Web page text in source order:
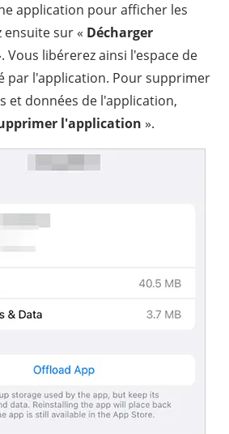
application pour afficher les
ensuite sur « Décharger
Vous libérerez ainsi l'espace de
par l'application. Pour supprimer
et données de l'application,
l'application ».